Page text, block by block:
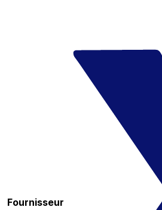
Fournisseur